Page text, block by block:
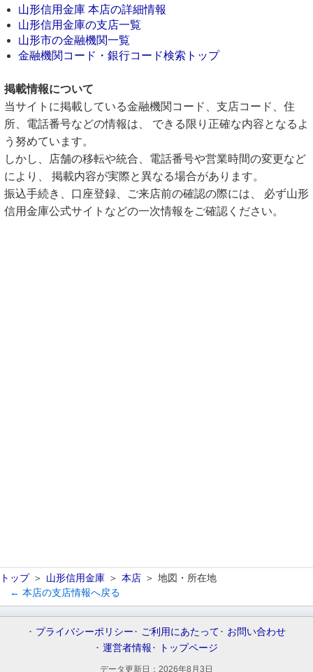
山形信用金庫 本店の詳細情報
山形信用金庫の支店一覧
山形市の金融機関一覧
金融機関コード・銀行コード検索トップ
掲載情報について
当サイトに掲載している金融機関コード、支店コード、住
所、電話番号などの情報は、 できる限り正確な内容となるよ
う努めています。
しかし、店舗の移転や統合、電話番号や営業時間の変更など
により、 掲載内容が実際と異なる場合があります。
振込手続き、口座登録、ご来店前の確認の際には、 必ず山形
信用金庫公式サイトなどの一次情報をご確認ください。
トップ 山形信用金庫 本店
地図・所在地
← 本店の支店情報へ戻る
プライバシーポリシー ご利用にあたって
お問い合わせ
運営者情報
トップページ
データ更新日： 2026年8月3日